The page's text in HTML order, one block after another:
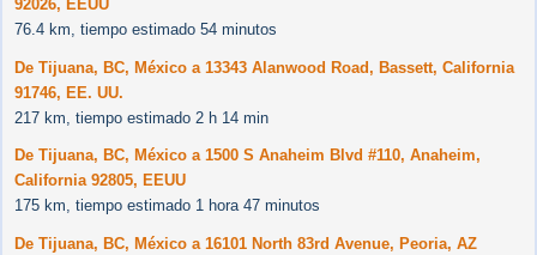
92026, EEUU
76.4 km, tiempo estimado 54 minutos
De Tijuana, BC, México a 13343 Alanwood Road, Bassett, California
91746, EE. UU.
217 km, tiempo estimado 2 h 14 min
De Tijuana, BC, México a 1500 S Anaheim Blvd #110, Anaheim,
California 92805, EEUU
175 km, tiempo estimado 1 hora 47 minutos
De Tijuana, BC, México a 16101 North 83rd Avenue, Peoria, AZ